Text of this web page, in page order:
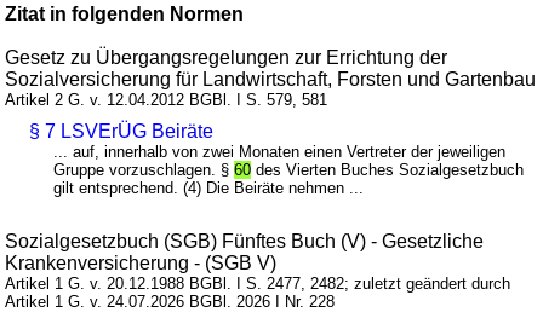
Zitat in folgenden Normen
Gesetz zu Übergangsregelungen zur Errichtung der
Sozialversicherung für Landwirtschaft, Forsten und Gartenbau
Artikel 2 G. v. 12.04.2012 BGBl. I S. 579, 581
§ 7 LSVErÜG Beiräte
... auf, innerhalb von zwei Monaten einen Vertreter der jeweiligen
Gruppe vorzuschlagen. §60 des Vierten Buches Sozialgesetzbuch
gilt entsprechend. (4) Die Beiräte nehmen ...
Sozialgesetzbuch (SGB) Fünftes Buch (V) - Gesetzliche
Krankenversicherung - (SGB V)
Artikel 1 G. v. 20.12.1988 BGBl. I S. 2477, 2482; zuletzt geändert durch
Artikel 1 G. v. 24.07.2026 BGBl. 2026 I Nr. 228